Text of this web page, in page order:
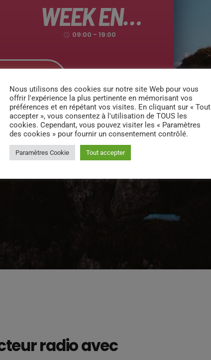
WEEK END
COMPAS
FAMILLY
access_time 09:00 - 19:00
radio avec
Nous utilisons des cookies sur notre site Web pour vous
offrir l'expérience la plus pertinente en mémorisant vos
préférences et en répétant vos visites. En cliquant sur « Tout
accepter », vous consentez à l'utilisation de TOUS les
cookies. Cependant, vous pouvez visiter les « Paramètres
des cookies » pour fournir un consentement contrôlé.
Paramètres Cookie Tout accepter